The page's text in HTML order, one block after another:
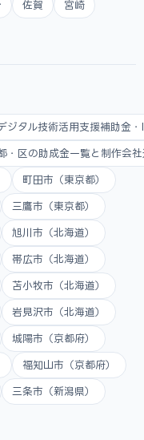
佐賀 宮崎
タル技術活用支援補助金
区の助成金一覧と制作会
町田市（東京都）
三鷹市（東京都）
旭川市（北海道）
帯広市（北海道）
苫小牧市（北海道）
岩見沢市（北海道）
城陽市（京都府）
福知山市（京都府）
三条市（新潟県）